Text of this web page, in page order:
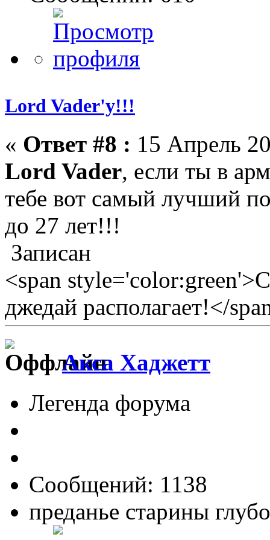
Lord Vader'у!!!
« Ответ #8 : 15 Апрель
Lord Vader, если ты в
тебе вот самый лучший
до 27 лет!!!
Записан
<span
джедай располагает!</
Акса Хаджетт
Легенда форума
Сообщений: 1138
преданье старины